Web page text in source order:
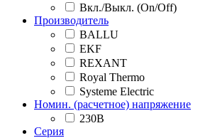
Вкл./Выкл. (On/Off)
Производитель
BALLU
EKF
REXANT
Royal Thermo
Systeme Electric
Номин. (расчетное) напряжение
230В
Серия